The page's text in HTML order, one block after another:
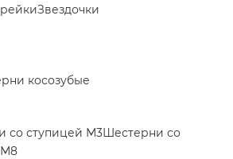
Звездочки
косозубые
со ступицей М3Шестерни со
М8